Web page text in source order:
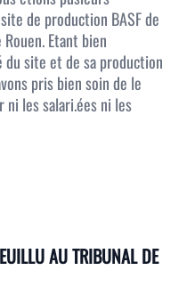
de production BASF de
Etant bien
site et de sa production
pris bien soin de le
ni les salari.ées ni les
AU TRIBUNAL DE